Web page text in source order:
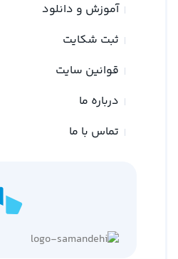
آموزش و دانلود
ثبت شکایت
قوانین سایت
درباره ما
تماس با ما